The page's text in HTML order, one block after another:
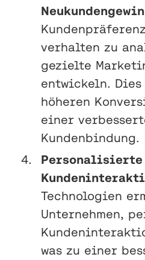
verhalten zu
gezielte
entwickeln.
höheren
einer
Kundenbindung.
Personalisierte
Technologien
Unternehmen,
was zu einer